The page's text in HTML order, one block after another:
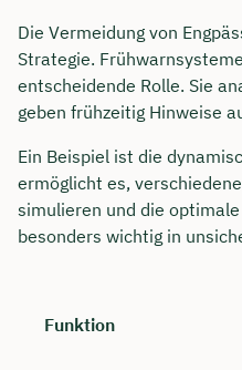
Die Vermeidung von
Strategie.
entscheidende Rolle. Sie
geben frühzeitig Hinweise
Ein Beispiel ist die
ermöglicht es,
simulieren und die
besonders wichtig in
Funktion